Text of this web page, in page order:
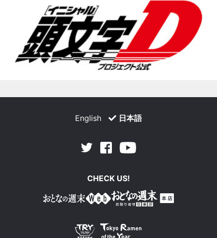
English 日本語
Twitter Facebook
CHECK US!